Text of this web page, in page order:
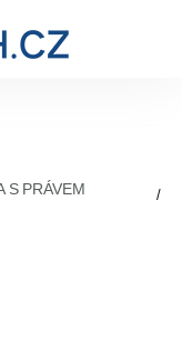
S PRÁVEM